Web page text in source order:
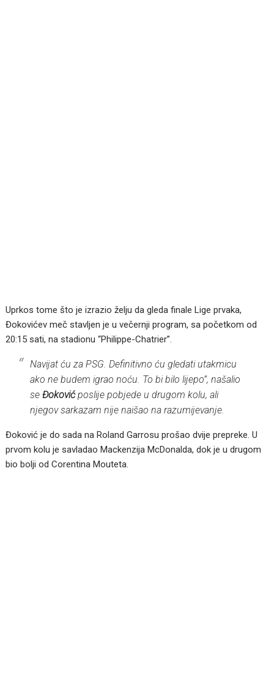
Uprkos tome što je izrazio želju da gleda finale Lige prvaka,
Đokovićev meč stavljen je u večernji program, sa početkom od
20:15 sati, na stadionu “Philippe-Chatrier”.
Navijat ću za PSG. Definitivno ću gledati utakmicu
ako ne budem igrao noću. To bi bilo lijepo”, našalio
seĐokovićposlije pobjede u drugom kolu, ali
njegov sarkazam nije naišao na razumijevanje.
Đoković je do sada na Roland Garrosu prošao dvije prepreke. U
prvom kolu je savladao Mackenzija McDonalda, dok je u drugom
bio bolji od Corentina Mouteta.